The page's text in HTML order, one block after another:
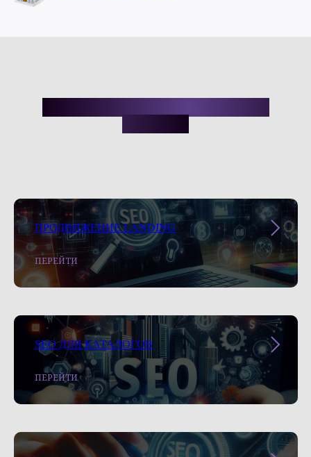
ПРОДВИЖЕНИЕ LANDING
ПЕРЕЙТИ
SEO ДЛЯ КАТАЛОГОВ
ПЕРЕЙТИ